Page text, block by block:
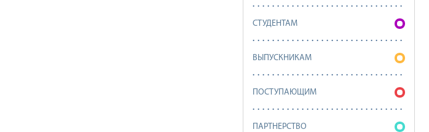
СТУДЕНТАМ
ВЫПУСКНИКАМ
ПОСТУПАЮЩИМ
ПАРТНЕРСТВО